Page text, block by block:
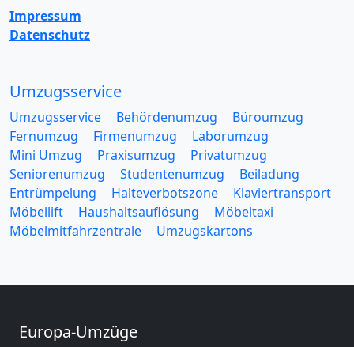
Impressum
Datenschutz
Umzugsservice
Umzugsservice Behördenumzug
Büroumzug
Fernumzug
Firmenumzug
Laborumzug
Mini Umzug
Praxisumzug
Privatumzug
Seniorenumzug
Studentenumzug
Beiladung
Entrümpelung
Halteverbotszone
Klaviertransport
Möbellift
Haushaltsauflösung
Möbeltaxi
Möbelmitfahrzentrale
Umzugskartons
Europa-Umzüge